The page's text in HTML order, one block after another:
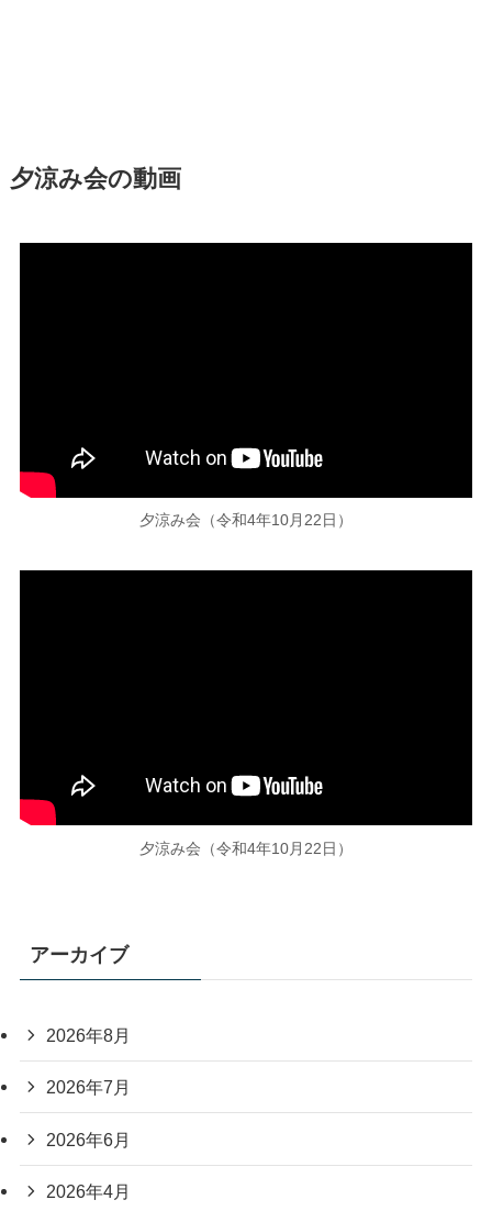
夕涼み会の動画
夕涼み会（令和4年10月22日）
夕涼み会（令和4年10月22日）
アーカイブ
2026年8月
2026年7月
2026年6月
2026年4月